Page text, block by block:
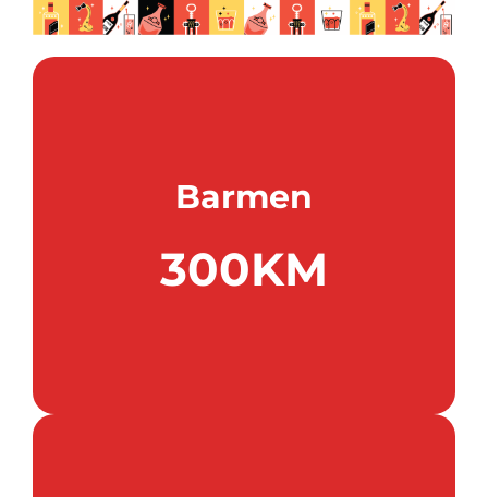
Barmen
300KM